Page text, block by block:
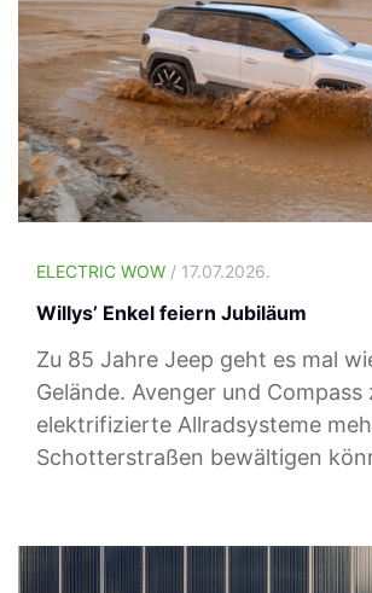
ELECTRIC WOW / 17.07.2026.
Willys’ Enkel feiern Jubiläum
Zu 85 Jahre Jeep geht es mal
Gelände. Avenger und Compass
elektrifizierte Allradsysteme
Schotterstraßen bewältigen